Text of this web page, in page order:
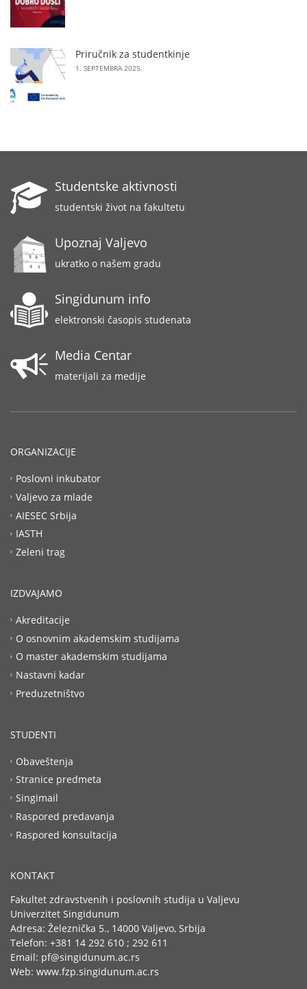
Priručnik za studentkinje
1. SEPTEMBRA 2025.
Studentske aktivnosti
studentski život na fakultetu
Upoznaj Valjevo
ukratko o našem gradu
Singidunum info
elektronski časopis studenata
Media Centar
materijali za medije
ORGANIZACIJE
Poslovni inkubator
Valjevo za mlade
AIESEC Srbija
IASTH
Zeleni trag
IZDVAJAMO
Akreditacije
O osnovnim akademskim studijama
O master akademskim studijama
Nastavni kadar
Preduzetništvo
STUDENTI
Obaveštenja
Stranice predmeta
Singimail
Raspored predavanja
Raspored konsultacija
KONTAKT
Fakultet zdravstvenih i poslovnih studija u Valjevu
Univerzitet Singidunum
Adresa: Železnička 5., 14000 Valjevo, Srbija
Telefon: +381 14 292 610 ; 292 611
Email: pf@singidunum.ac.rs
Web: www.fzp.singidunum.ac.rs